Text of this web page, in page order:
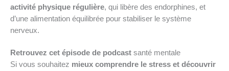
activité physique régulière, qui libère des endorphines, et
d’une alimentation équilibrée pour stabiliser le système
nerveux.
Retrouvez cet épisode de podcast santé mentale
Si vous souhaitez mieux comprendre le stress et découvrir